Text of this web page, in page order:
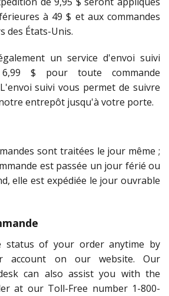
à 49 $ et aux commandes
des États-Unis.
un service d'envoi suivi
$ pour toute commande
suivi vous permet de suivre
entrepôt jusqu'à votre porte.
sont traitées le jour même ;
est passée un jour férié ou
elle est expédiée le jour ouvrable
status of your order anytime by
account on our website. Our
can also assist you with the
at our Toll-Free number 1-800-